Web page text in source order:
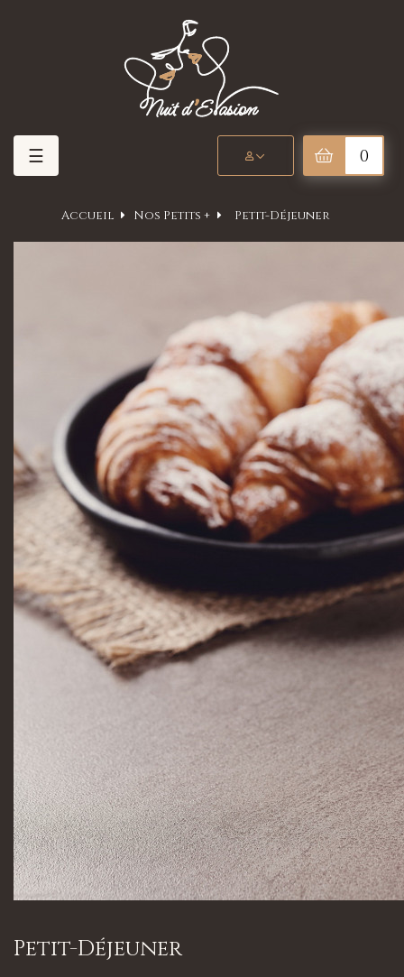
Basculer
la
☰
Accueil Nos Petits + Petit-Déjeuner
Petit-Déjeuner
0